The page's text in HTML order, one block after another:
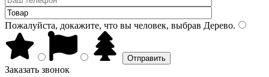
Пожалуйста, докажите, что вы человек, выбрав Дерево.
Заказать звонок